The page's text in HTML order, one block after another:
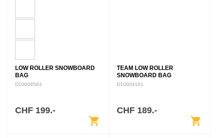
LOW ROLLER SNOWBOARD
BAG
D10004583
CHF 199.-
shopping_cart
TEAM LOW ROLLER
SNOWBOARD BAG
J.ANDERSON
D10004161
CHF 189.-
shopping_cart